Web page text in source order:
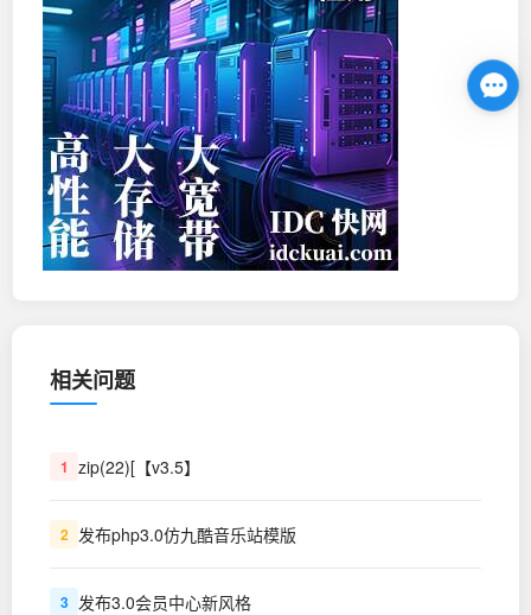
相关问题
1 zip(22)[【v3.5】
2 发布php3.0仿九酷音乐站模版
3 发布3.0会员中心新风格